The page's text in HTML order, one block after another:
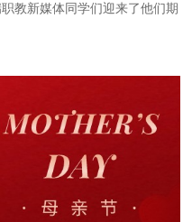
教新媒体同学们迎来了他们期